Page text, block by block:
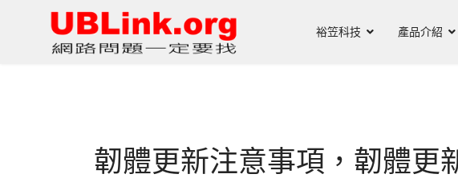
裕笠科技 產品介紹
韌體更新注意事項，韌體更